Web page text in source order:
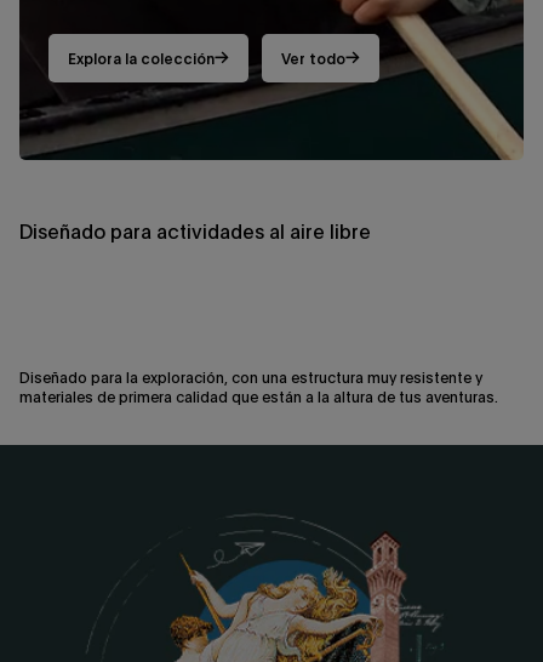
Explora la colección Ver todo
Diseñado para actividades al aire libre
Diseñado para la exploración, con una estructura muy resistente y
materiales de primera calidad que están a la altura de tus aventuras.